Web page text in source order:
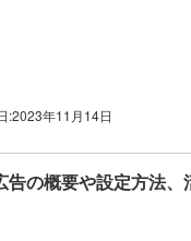
:2023年11月14日
告の概要や設定方法、